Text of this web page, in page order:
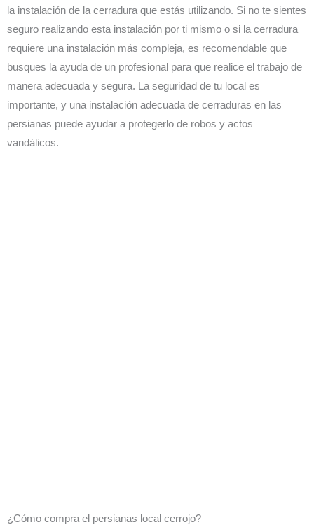
la instalación de la cerradura que estás utilizando. Si no te sientes
seguro realizando esta instalación por ti mismo o si la cerradura
requiere una instalación más compleja, es recomendable que
busques la ayuda de un profesional para que realice el trabajo de
manera adecuada y segura. La seguridad de tu local es
importante, y una instalación adecuada de cerraduras en las
persianas puede ayudar a protegerlo de robos y actos
vandálicos.
¿Cómo compra el persianas local cerrojo?